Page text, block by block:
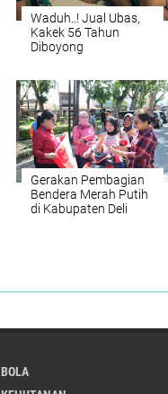
Waduh..! Jual Ubas,
Kakek 56 Tahun
Diboyong
Gerakan Pembagian
Bendera Merah Putih
di Kabupaten Deli
BOLA